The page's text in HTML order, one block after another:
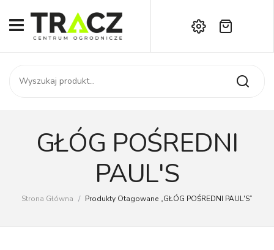
START
SKLEP
AKTUALNOŚCI
Kontakt
Brak produktów w koszyku.
GŁÓG POŚREDNI
PAUL'S
Strona Główna / Produkty Otagowane „GŁÓG POŚREDNI PAUL'S”